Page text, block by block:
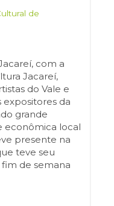
de
com a
Jacareí,
do Vale e
expositores da
grande
econômica local
presente na
teve seu
de semana